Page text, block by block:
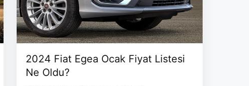
2024 Fiat Egea Ocak Fiyat Listesi
Ne Oldu?